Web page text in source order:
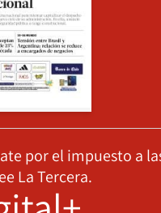
por el impuesto a
La Tercera.